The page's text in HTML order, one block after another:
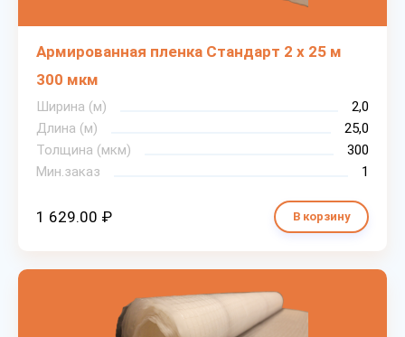
Армированная пленка Стандарт 2 х 25 м
300 мкм
Ширина (м)
2,0
Длина (м)
25,0
Толщина (мкм)
300
Мин.заказ
1
1 629.00 ₽ В корзину